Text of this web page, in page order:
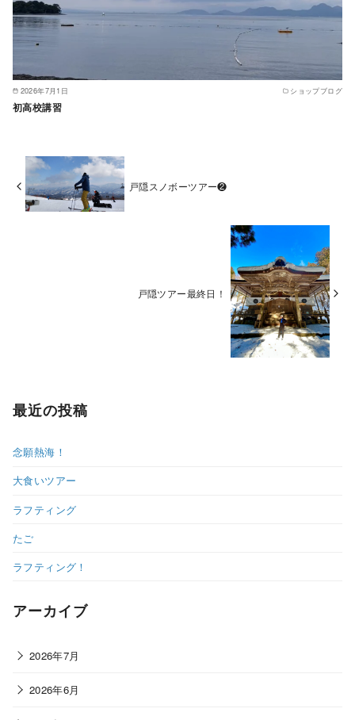
2026年7月1日 ショップブログ
初高校講習
戸隠スノボーツアー❷
戸隠ツアー最終日！
最近の投稿
念願熱海！
大食いツアー
ラフティング
たご
ラフティング！
アーカイブ
2026年7月
2026年6月